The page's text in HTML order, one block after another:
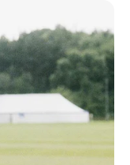
juga sempat dipercaya
sehingga diburu dan
benda-benda magis
kembali dengan